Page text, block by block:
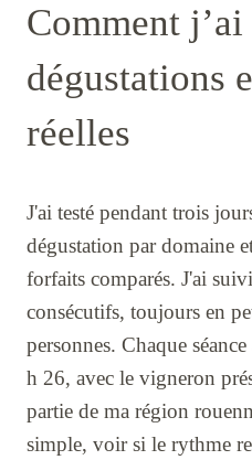
Comment
dégustations
réelles
J'ai testé pendant trois
dégustation par domaine
forfaits comparés. J'ai
consécutifs, toujours en
personnes. Chaque
h 26, avec le vigneron
partie de ma région
simple, voir si le rythme